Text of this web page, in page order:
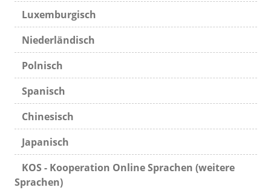
Luxemburgisch
Niederländisch
Polnisch
Spanisch
Chinesisch
Japanisch
KOS - Kooperation Online Sprachen (weitere
Sprachen)